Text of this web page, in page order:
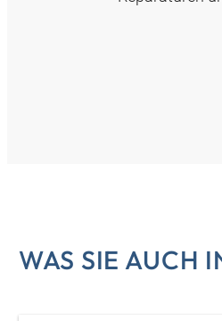
WAS SIE AUCH